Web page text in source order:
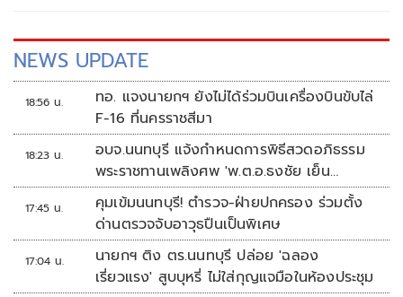
NEWS UPDATE
18:56 น.
ทอ. แจงนายกฯ ยังไม่ได้ร่วมบินเครื่องบินขับไล่
F-16 ที่นครราชสีมา
18:23 น.
อบจ.นนทบุรี แจ้งกำหนดการพิธีสวดอภิธรรม
พระราชทานเพลิงศพ 'พ.ต.อ.ธงชัย เย็น
ประเสริฐ'
17:45 น.
คุมเข้มนนทบุรี! ตำรวจ-ฝ่ายปกครอง ร่วมตั้ง
ด่านตรวจจับอาวุธปืนเป็นพิเศษ
17:04 น.
นายกฯ ติง ตร.นนทบุรี ปล่อย 'ฉลอง
เรี่ยวแรง' สูบบุหรี่ ไม่ใส่กุญแจมือในห้องประชุม